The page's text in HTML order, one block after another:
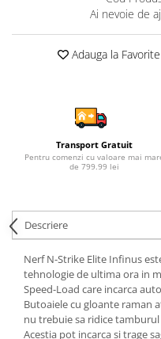
Sapun & Gel de dus copii
Tampoane pentru San
Ateliere si bancuri de lucru
Bucatarii copii
Cuburi si caramizi
jucarie
Figurine
Frumusete, bijuterii si
fetite
Ai nevoie de
Adauga la Favorite
Transport Gratuit
Pentru comenzi cu valoare mai
de 799.99 lei
Descriere
Nerf N-Strike Elite Infinus
tehnologie de ultima ora in
Speed-Load care incarca
Butoaiele cu gloante raman
nu trebuie sa ridice
Acestia pot incarca si trage